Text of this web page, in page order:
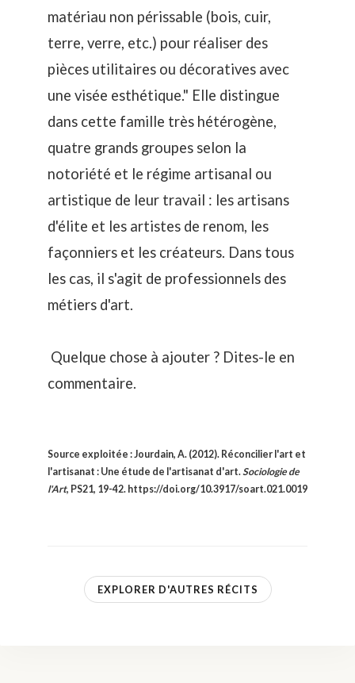
matériau non périssable (bois, cuir,
terre, verre, etc.) pour réaliser des
pièces utilitaires ou décoratives avec
une visée esthétique." Elle distingue
dans cette famille très hétérogène,
quatre grands groupes selon la
notoriété et le régime artisanal ou
artistique de leur travail : les artisans
d'élite et les artistes de renom, les
façonniers et les créateurs. Dans tous
les cas, il s'agit de professionnels des
métiers d'art.
Quelque chose à ajouter ? Dites-le en
commentaire.
Source exploitée : Jourdain, A. (2012). Réconcilier l'art et
l'artisanat : Une étude de l'artisanat d'art.Sociologie de
l'Art, PS21, 19-42. https://doi.org/10.3917/soart.021.0019
EXPLORER D'AUTRES RÉCITS